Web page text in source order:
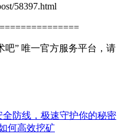
58397.html
吧” 唯一官方服务平台，请
防线，极速守护你的秘密
何高效挖矿